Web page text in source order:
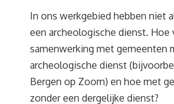
In ons werkgebied hebben niet
een archeologische dienst. Hoe
samenwerking met gemeenten
archeologische dienst
Bergen op Zoom) en hoe met
zonder een dergelijke dienst?